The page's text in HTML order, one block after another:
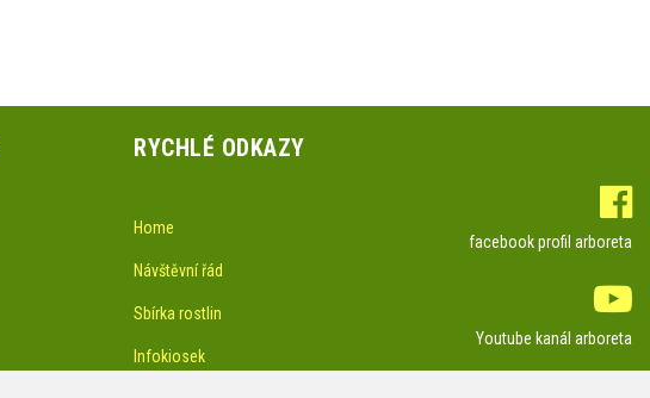
RYCHLÉ ODKAZY
Home
Návštěvní řád
Sbírka rostlin
Infokiosek
facebook profil arboreta
Youtube kanál arboreta